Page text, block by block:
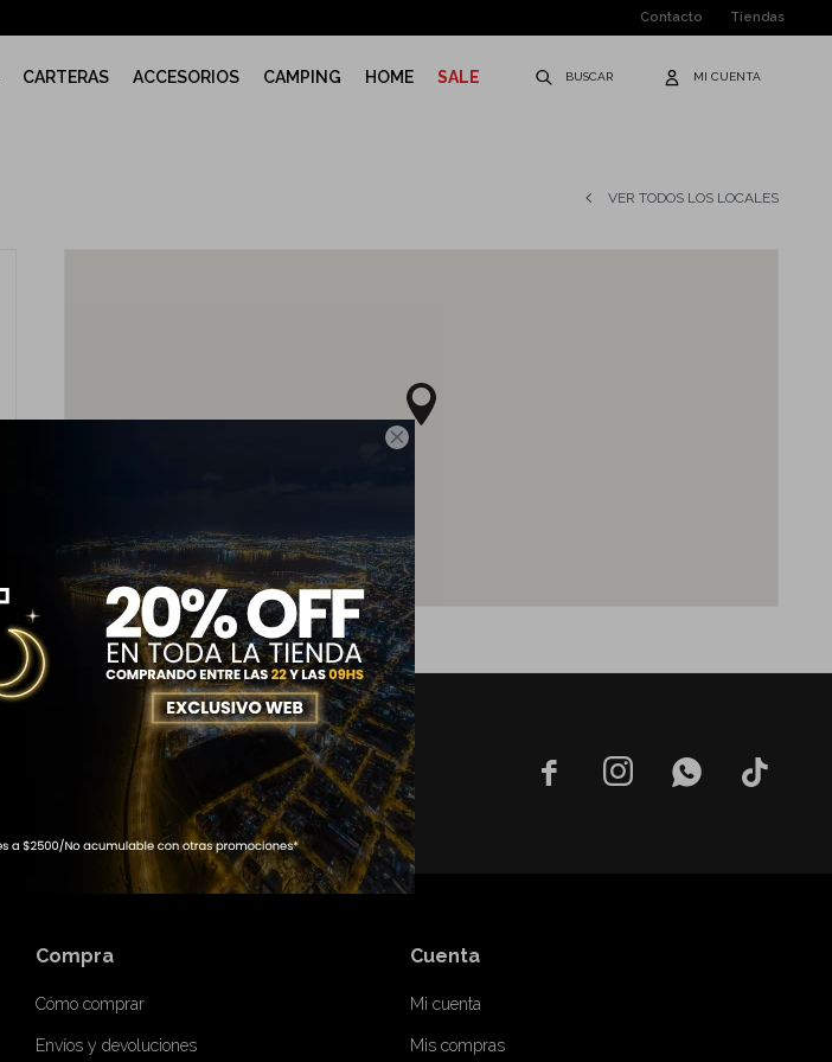

CARTERAS ACCESORIOS CAMPING HOME SALE
Contacto Tiendas
VER TODOS LOS LOCALES
   
Compra
Cómo comprar
Envíos y devoluciones
Cuenta
Mi cuenta
Mis compras